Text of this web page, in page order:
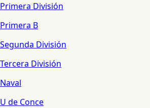
Primera División
Primera B
Segunda División
Tercera División
Naval
U de Conce